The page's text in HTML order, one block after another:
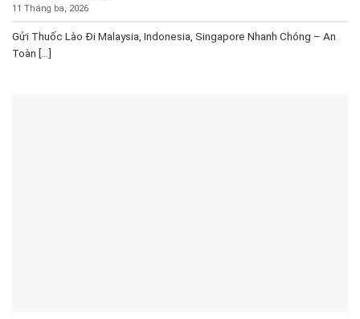
11 Tháng ba, 2026
Gửi Thuốc Lào Đi Malaysia, Indonesia, Singapore Nhanh Chóng – An
Toàn [...]